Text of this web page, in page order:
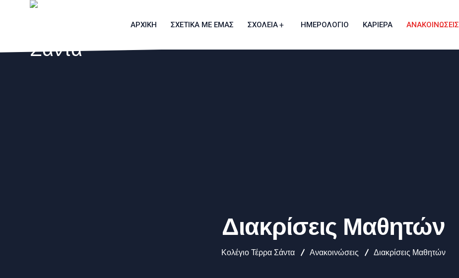
ΑΡΧΙΚΗ ΣΧΕΤΙΚΑ ΜΕ ΕΜΑΣ ΣΧΟΛΕΙΑ ΗΜΕΡΟΛΟΓΙΟ ΚΑΡΙΕΡΑ ΑΝΑΚΟΙΝΩΣΕΙΣ
Διακρίσεις Μαθητών
Κολέγιο Τέρρα Σάντα Ανακοινώσεις Διακρίσεις Μαθητών